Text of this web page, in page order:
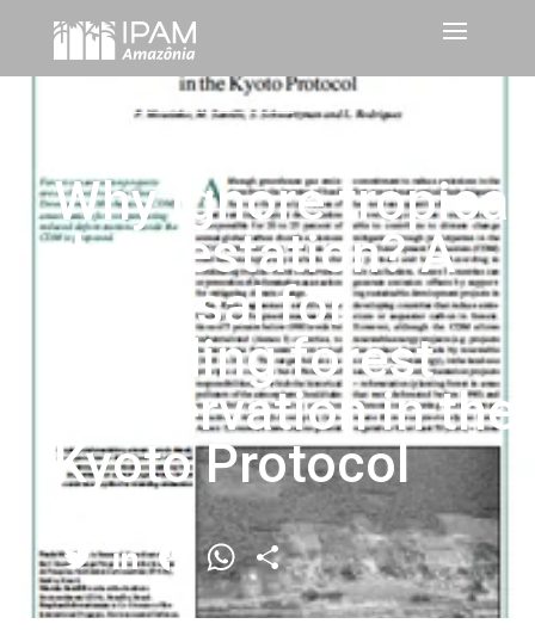
Why ignore tropical
deforestation? A
proposal for
including forest
conservation in the
Kyoto Protocol
Twitter
LinkedIn
Facebook
WhatsApp
Share